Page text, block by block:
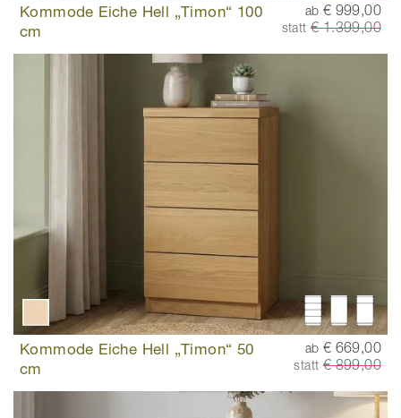
Kommode Eiche Hell „Timon“ 100
cm
ab € 999,00
statt € 1.399,00
Kommode Eiche Hell „Timon“ 50
cm
ab € 669,00
statt€ 899,00